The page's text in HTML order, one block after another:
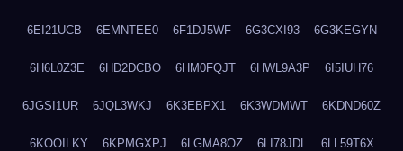
6EI21UCB 6EMNTEE0 6F1DJ5WF 6G3CXI93 6G3KEGYN
6H6L0Z3E 6HD2DCBO 6HM0FQJT 6HWL9A3P 6I5IUH76
6JGSI1UR 6JQL3WKJ 6K3EBPX1 6K3WDMWT 6KDND60Z
6KOOILKY 6KPMGXPJ 6LGMA8OZ 6LI78JDL 6LL59T6X